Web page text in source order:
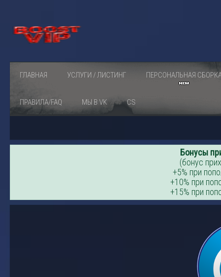
ГЛАВНАЯ УСЛУГИ / ЛИСТИНГ ПЕРСОНАЛЬНАЯ
ПРАВИЛА/FAQ МЫ В VK CS
Бонусы
(бонус
+5% при
+10% при
+15% при